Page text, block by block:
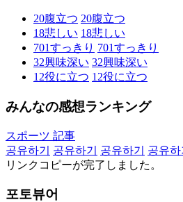
20腹立つ 20腹立つ
18悲しい 18悲しい
701すっきり 701すっきり
32興味深い 32興味深い
12役に立つ 12役に立つ
みんなの感想ランキング
スポーツ 記事
공유하기
공유하기 공유하기 공유하
リンクコピーが完了しました。
포토뷰어